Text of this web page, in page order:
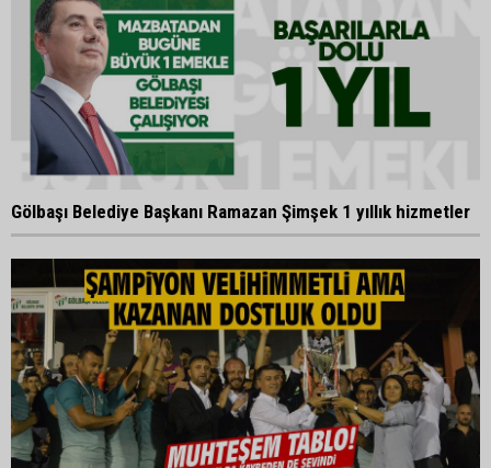
Gölbaşı Belediye Başkanı Ramazan Şimşek 1 yıllık hizmetler